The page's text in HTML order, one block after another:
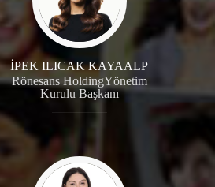
İPEK ILICAK KAYAALP
Rönesans HoldingYönetim
Kurulu Başkanı